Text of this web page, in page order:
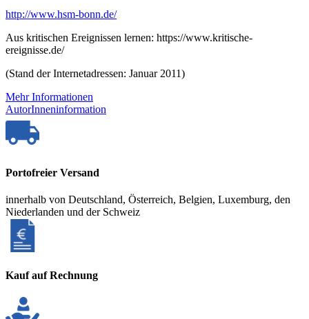
http://www.hsm-bonn.de/
Aus kritischen Ereignissen lernen: https://www.kritische-
ereignisse.de/
(Stand der Internetadressen: Januar 2011)
Mehr Informationen
AutorInneninformation
Portofreier Versand
innerhalb von Deutschland, Österreich, Belgien, Luxemburg, den
Niederlanden und der Schweiz
Kauf auf Rechnung